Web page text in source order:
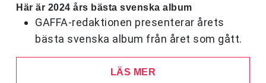
Här är 2024 års bästa svenska album
GAFFA-redaktionen presenterar årets
bästa svenska album från året som gått.
LÄS MER